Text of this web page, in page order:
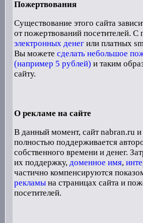
Пожертвования
Существование этого сайта
от пожертвований посетителей.
электронных денегили платных
Вы можете сделать небольшое
(например 5 рублей) и таким
сайту.
О рекламе на сайте
В данный момент, сайт nabran.ru
полностью поддерживается
собственного времени и денег.
их поддержку, доменное имя,
частично компенсируются
рекламына страницах сайта и
посетителей.